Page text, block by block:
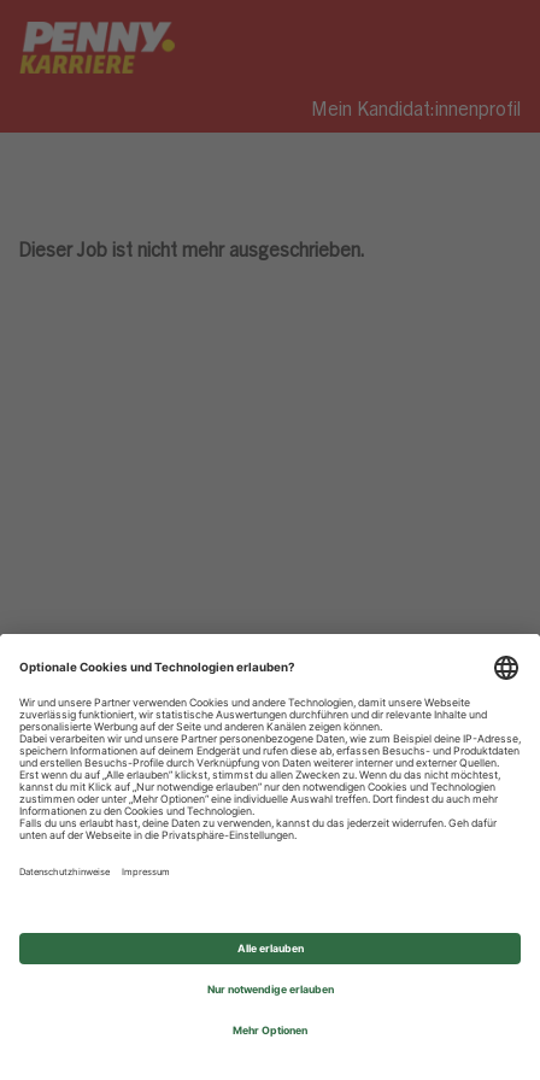
Mein Kandidat:innenprofil
Dieser Job ist nicht mehr ausgeschrieben.
Datenschutzhinweise
Impressum
Privatsphäre-Einstellungen
© 2026 REWE Group - All rights reserved